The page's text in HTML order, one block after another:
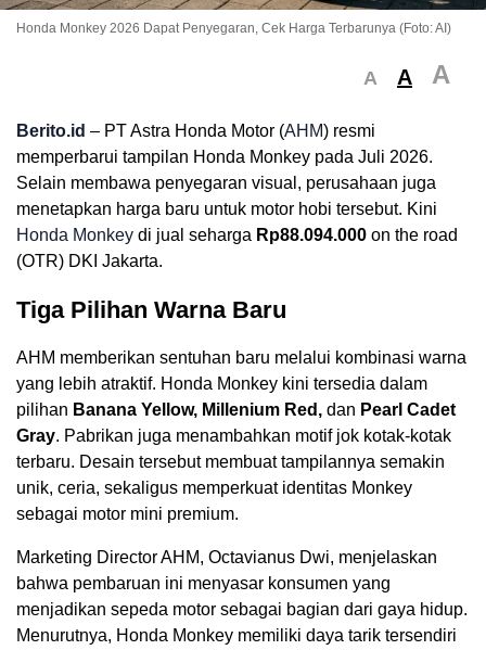
Honda Monkey 2026 Dapat Penyegaran, Cek Harga Terbarunya (Foto: AI)
A A A
Berito.id – PT Astra Honda Motor (AHM) resmi
memperbarui tampilan Honda Monkey pada Juli 2026.
Selain membawa penyegaran visual, perusahaan juga
menetapkan harga baru untuk motor hobi tersebut. Kini
Honda Monkey di jual seharga Rp88.094.000 on the road
(OTR) DKI Jakarta.
Tiga Pilihan Warna Baru
AHM memberikan sentuhan baru melalui kombinasi warna
yang lebih atraktif. Honda Monkey kini tersedia dalam
pilihan Banana Yellow, Millenium Red, dan Pearl Cadet
Gray. Pabrikan juga menambahkan motif jok kotak-kotak
terbaru. Desain tersebut membuat tampilannya semakin
unik, ceria, sekaligus memperkuat identitas Monkey
sebagai motor mini premium.
Marketing Director AHM, Octavianus Dwi, menjelaskan
bahwa pembaruan ini menyasar konsumen yang
menjadikan sepeda motor sebagai bagian dari gaya hidup.
Menurutnya, Honda Monkey memiliki daya tarik tersendiri